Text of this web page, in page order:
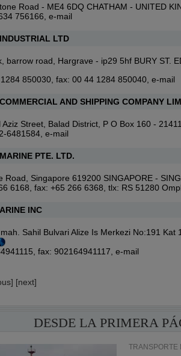
Road - ME4 6DQ CHATHAM - UNITED
756166, e-mail
LTD
barrow road, Hargrave - ip29 5hf BURY ST.
850030, fax: 00 44 1284 850040, e-mail
AND SHIPPING COMPANY
Aziz Street, Balad District, P O Box 160 -
6481584, e-mail
PTE. LTD.
Road, Singapore 619200 SINGAPORE -
6168, fax: +65 266 6368, tlx: RS 51280 Ompl
INC
Sahil Bulvari Alize Is Merkezi No:191 Kat
fax: 902164941117, e-mail
] [next]
DESDE LA PRIMERA
TRANSPORTE